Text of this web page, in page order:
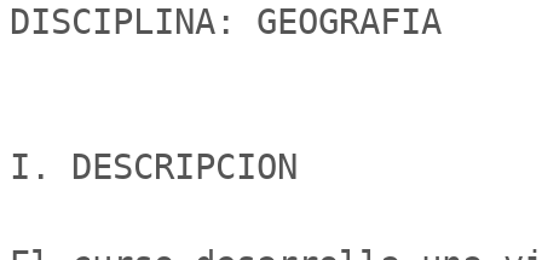
DISCIPLINA: GEOGRAFIA
I. DESCRIPCION